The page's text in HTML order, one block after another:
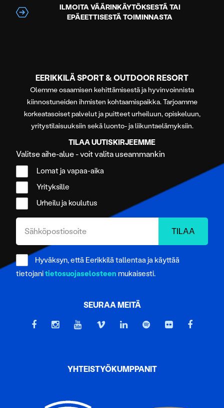
ILMOITA VÄÄRINKÄYTÖKSESTÄ TAI
EPÄEETTISESTÄ TOIMINNASTA
EERIKKILÄ SPORT & OUTDOOR RESORT
Olemme osaamisen kehittämisestä ja hyvinvoinnista
kiinnostuneiden ihmisten kohtaamispaikka. Tarjoamme
korkeatasoiset palvelut ja puitteet urheiluun, opiskeluun,
yritystilaisuuksiin sekä luonto- ja liikuntaelämyksiin.
TILAA UUTISKIRJEEMME
Valitse aihe-alue - voit valita useammankin
Lomat ja vapaa-aika
Yrityksille
Urheilu ja koulutus
Hyväksyn, että Eerikkilä tallentaa ja käyttää
tietojanitietosuojaselosteen mukaisesti.
SEURAA MEITÄ
YHTEISTYÖKUMPPANIT